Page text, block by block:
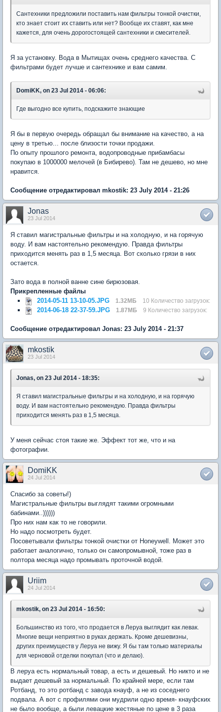
Сантехники предложили поставить нам фильтры тонкой очистки,
кто знает стоит их ставить или нет? Вообще их ставят, как мне
кажется, для очень дорогостоящей сантехники и смесителей.
Я за установку. Вода в Мытищах очень среднего качества. С
фильтрами будет лучше и сантехнике и вам самим.
DomiKK, on 23 Jul 2014 - 06:06:
Где выгодно все купить, подскажите знающие
Я бы в первую очередь обращал бы внимание на качество, а на
цену в третью... после близости точки продажи.
По опыту прошлого ремонта, водопроводные прибамбасы
покупаю в 1000000 мелочей (в Бибирево). Там не дешево, но мне
нравится.
Сообщение отредактировал mkostik: 23 July 2014 - 21:26
Jonas
23 Jul 2014
Я ставил магистральные фильтры и на холодную, и на горячую
воду. И вам настоятельно рекомендую. Правда фильтры
приходится менять раз в 1,5 месяца. Вот сколько грязи в них
остается.
Зато вода в полной ванне сине бирюзовая.
Прикрепленные файлы
2014-05-11 13-10-05.JPG
1.32МБ 10 Количество загрузок:
2014-06-18 22-37-59.JPG 1.87МБ 9 Количество загрузок:
Сообщение отредактировал Jonas: 23 July 2014 - 21:37
mkostik
23 Jul 2014
Jonas, on 23 Jul 2014 - 18:35:
Я ставил магистральные фильтры и на холодную, и на горячую
воду. И вам настоятельно рекомендую. Правда фильтры
приходится менять раз в 1,5 месяца.
У меня сейчас стоя такие же. Эффект тот же, что и на
фотографии.
DomiKK
24 Jul 2014
Спасибо за советы!)
Магистральные фильтры выглядят такими огромными
бабинами..))))))
Про них нам как то не говорили.
Но надо посмотреть будет.
Посоветывали фильтры тонкой очистки от Honeywell. Может это
работает аналогично, только он самопромывной, тоже раз в
полтора месяца надо промывать проточной водой.
Uriim
24 Jul 2014
mkostik, on 23 Jul 2014 - 16:50:
Большинство из того, что продается в Леруа выглядит как левак.
Многие вещи неприятно в руках держать. Кроме дешевизны,
других преимуществ у Леруа не вижу. Я бы там только материалы
для черновой отделки покупал (что и делаю).
В леруа есть нормальный товар, а есть и дешевый. Но никто и не
выдает дешевый за нормальный. По крайней мере, если там
Ротбанд, то это ротбанд с завода кнауф, а не из соседнего
подвала. А вот с профилями они мудрили одно время- кнауфских
не было вообще, а были левацкие жестяные по цене в 3 раза